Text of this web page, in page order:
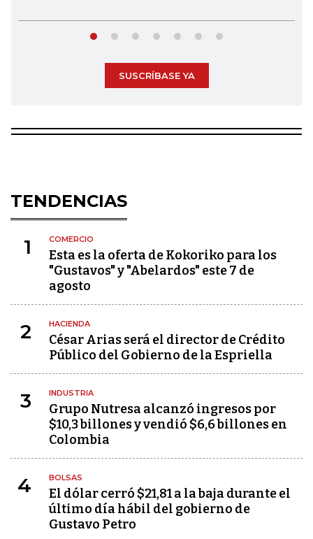
SUSCRÍBASE YA
TENDENCIAS
1 COMERCIO
Esta es la oferta de Kokoriko para los
"Gustavos" y "Abelardos" este 7 de
agosto
2 HACIENDA
César Arias será el director de Crédito
Público del Gobierno de la Espriella
3 INDUSTRIA
Grupo Nutresa alcanzó ingresos por
$10,3 billones y vendió $6,6 billones en
Colombia
4 BOLSAS
El dólar cerró $21,81 a la baja durante el
último día hábil del gobierno de
Gustavo Petro